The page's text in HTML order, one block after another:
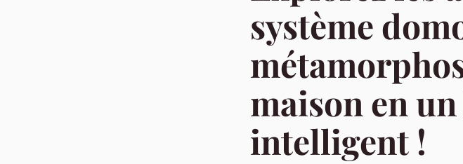
système
maison en
intelligent !